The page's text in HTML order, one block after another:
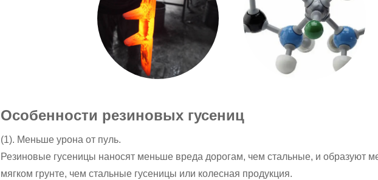
Особенности резиновых гусениц
(1). Меньше урона от пуль.
Резиновые гусеницы наносят меньше вреда дорогам, чем стальные, и образуют
мягком грунте, чем стальные гусеницы или колесная продукция.